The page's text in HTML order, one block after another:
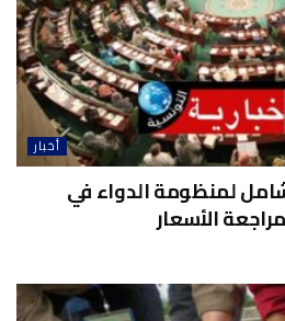
أخبار
لمنظومة الدواء في
الأسعار